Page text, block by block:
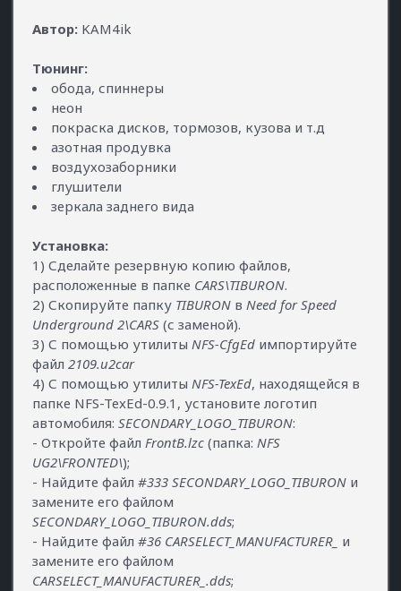
Автор: KAM4ik
Тюнинг:
обода, спиннеры
неон
покраска дисков, тормозов, кузова и т.д
азотная продувка
воздухозаборники
глушители
зеркала заднего вида
Установка:
1) Сделайте резервную копию файлов,
расположенные в папке CARS\TIBURON.
2) Скопируйте папку TIBURON в Need for Speed
Underground 2\CARS (с заменой).
3) С помощью утилиты NFS-CfgEd импортируйте
файл 2109.u2car
4) С помощью утилиты NFS-TexEd, находящейся в
папке NFS-TexEd-0.9.1, установите логотип
автомобиля: SECONDARY_LOGO_TIBURON:
- Откройте файл FrontB.lzc (папка: NFS
UG2\FRONTED\);
- Найдите файл #333 SECONDARY_LOGO_TIBURON и
замените его файлом
SECONDARY_LOGO_TIBURON.dds;
- Найдите файл #36 CARSELECT_MANUFACTURER_ и
замените его файлом
CARSELECT_MANUFACTURER_.dds;